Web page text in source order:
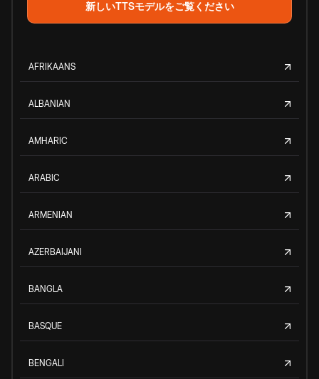
新しいTTSモデルをご覧ください
AFRIKAANS
ALBANIAN
AMHARIC
ARABIC
ARMENIAN
AZERBAIJANI
BANGLA
BASQUE
BENGALI